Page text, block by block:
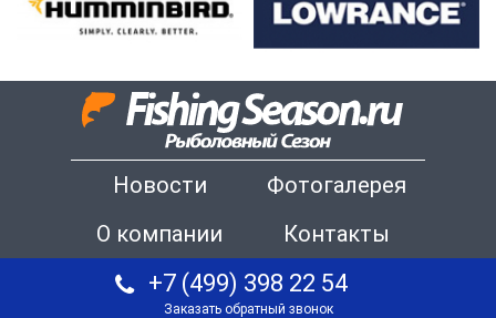
Новости
Фотогалерея
О компании
Контакты
+7 (499) 398 22 54
Заказать обратный звонок